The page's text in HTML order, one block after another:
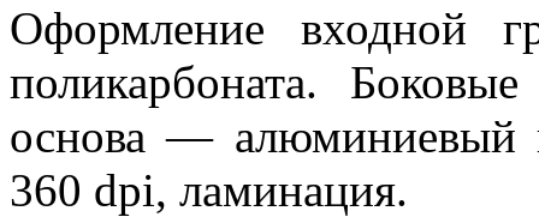
Оформление входной
поликарбоната.
основа — алюминиевый
360 dpi, ламинация.